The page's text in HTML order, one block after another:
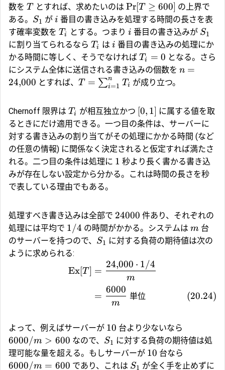
数を T とすれば、求めたいのは Pr[T ≥ 600] の上界で
ある。 S1 がi 番目の書き込みを処理する時間の長さを表
す確率変数を Ti とする。つまり i 番目の書き込みが S1
に割り当てられるなら Ti は i 番目の書き込みの処理にか
かる時間に等しく、そうでなければ Ti = 0 となる。さら
にシステム全体に送信される書き込みの個数を n =
24,000 とすれば、 T = ∑i=1
n Ti が成り立つ。
Chernoff 限界は Ti が相互独立かつ [0, 1] に属する値を取
るときにだけ適用できる。一つ目の条件は、サーバーに
対する書き込みの割り当てがその処理にかかる時間 (など
の任意の情報) に関係なく決定されると仮定すれば満たさ
れる。二つ目の条件は処理に 1 秒より長く書かる書き込
みが存在しない設定から分かる。これは時間の長さを秒
で表している理由でもある。
処理すべき書き込みは全部で 24000 件あり、それぞれの
処理には平均で 1/4 の時間がかかる。システムは m 台
のサーバーを持つので、 S1 に対する負荷の期待値は次の
ように求められる:
Ex[T ] =
m
24,000 ⋅ 1/4
=
m
6000
単位 (20.24)
よって、例えばサーバーが 10 台より少ないなら
6000/m > 600 なので、 S1 に対する負荷の期待値は処
理可能な量を超える。もしサーバーが 10 台なら
6000/m = 600 であり、これは S1 が全く手を止めずに